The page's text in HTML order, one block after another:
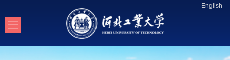
English